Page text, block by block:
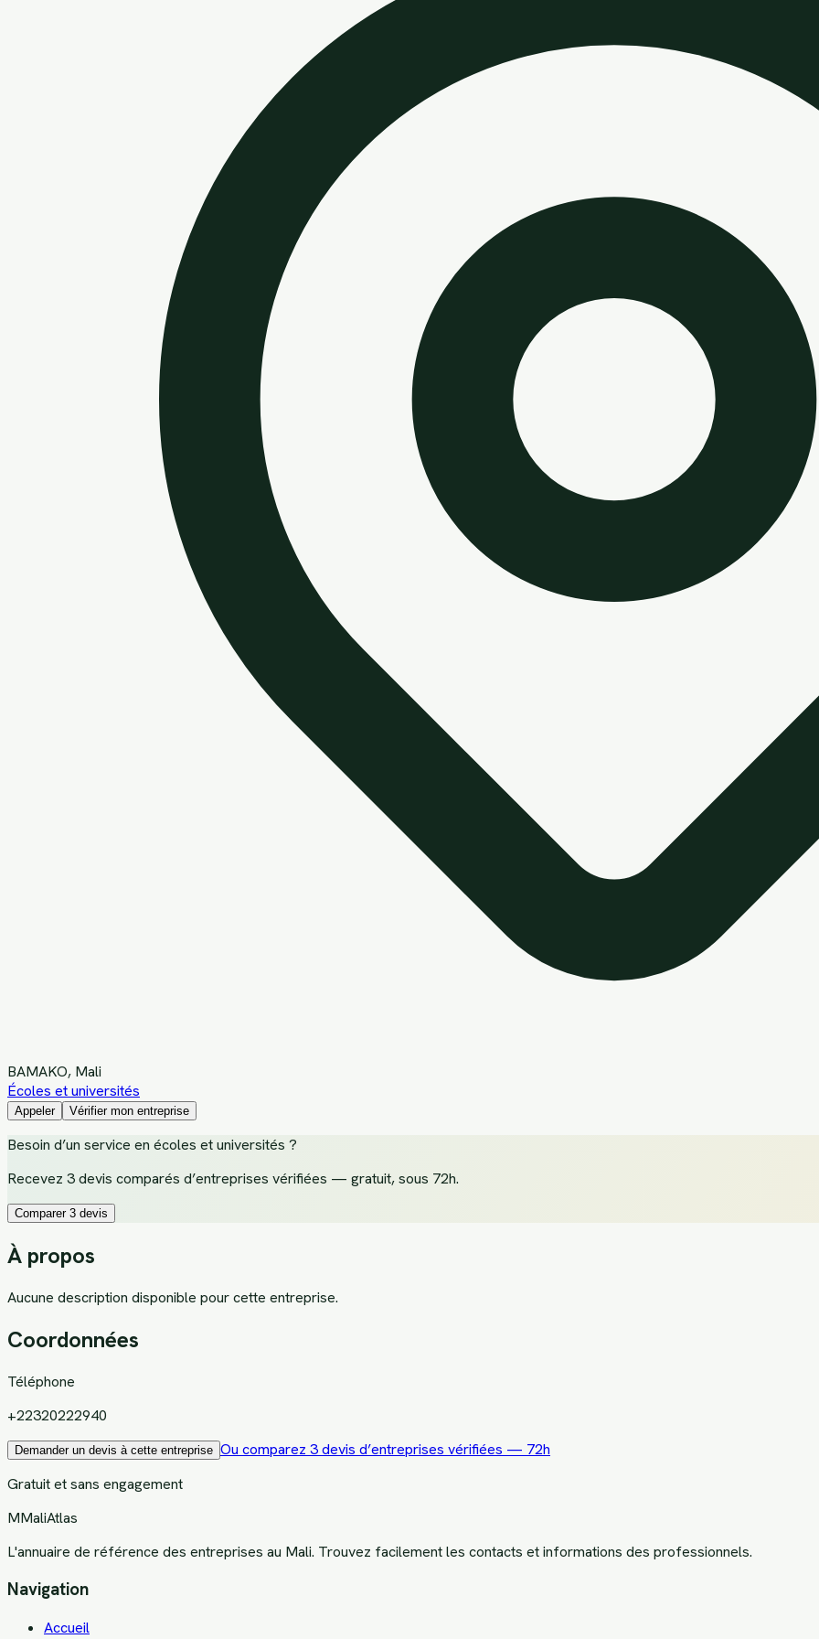
BAMAKO, Mali
Écoles et universités
Appeler Vérifier mon entreprise
Besoin d’un service en écoles et universités ?
Recevez 3 devis comparés d’entreprises vérifiées — gratuit, sous 72h.
Comparer 3 devis
À propos
Aucune description disponible pour cette entreprise.
Coordonnées
Téléphone
+22320222940
Demander un devis à cette entreprise Ou comparez 3 devis d’entreprises vérifiées — 72h
Gratuit et sans engagement
MMaliAtlas
L'annuaire de référence des entreprises au Mali. Trouvez facilement les contacts et informations des professionnels.
Navigation
Accueil